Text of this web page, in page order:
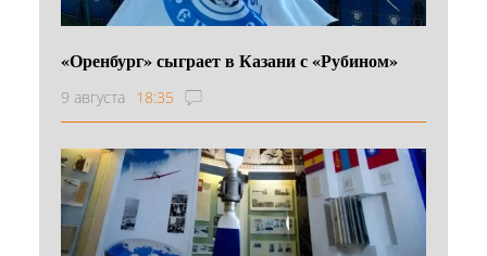
«Оренбург» сыграет в Казани с «Рубином»
9 августа 18:35